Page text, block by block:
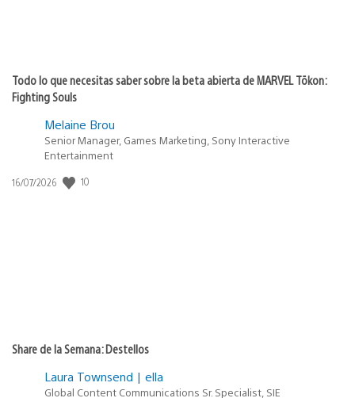
Todo lo que necesitas saber sobre la beta abierta de MARVEL Tōkon:
Fighting Souls
Melaine Brou
Senior Manager, Games Marketing, Sony Interactive
Entertainment
Fecha
16/07/2026 10
Share de la Semana: Destellos
Laura Townsend | ella
Global Content Communications Sr. Specialist, SIE